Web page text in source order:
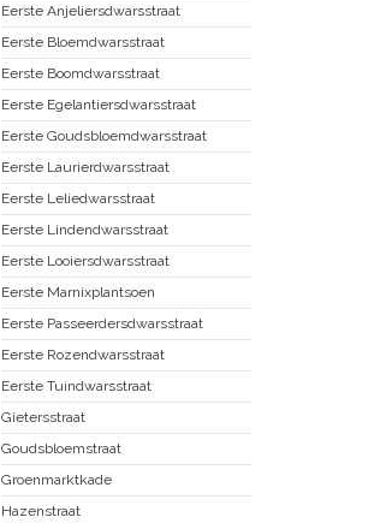
Eerste Anjeliersdwarsstraat
Eerste Bloemdwarsstraat
Eerste Boomdwarsstraat
Eerste Egelantiersdwarsstraat
Eerste Goudsbloemdwarsstraat
Eerste Laurierdwarsstraat
Eerste Leliedwarsstraat
Eerste Lindendwarsstraat
Eerste Looiersdwarsstraat
Eerste Marnixplantsoen
Eerste Passeerdersdwarsstraat
Eerste Rozendwarsstraat
Eerste Tuindwarsstraat
Gietersstraat
Goudsbloemstraat
Groenmarktkade
Hazenstraat